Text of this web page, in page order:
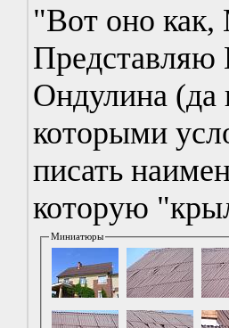
"Вот оно
Представляю
Ондулина (да
которыми
писать
которую
Миниатюры